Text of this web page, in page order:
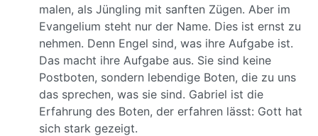
malen, als Jüngling mit sanften Zügen. Aber im
Evangelium steht nur der Name. Dies ist ernst zu
nehmen. Denn Engel sind, was ihre Aufgabe ist.
Das macht ihre Aufgabe aus. Sie sind keine
Postboten, sondern lebendige Boten, die zu uns
das sprechen, was sie sind. Gabriel ist die
Erfahrung des Boten, der erfahren lässt: Gott hat
sich stark gezeigt.